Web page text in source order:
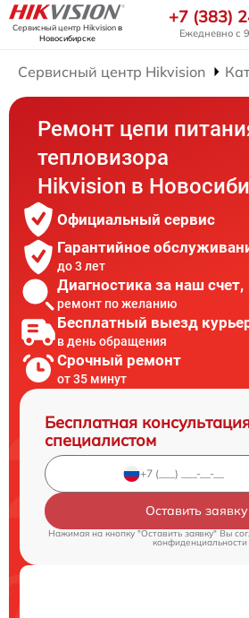
Сервисный центр Hikvisionв
Новосибирске
+7 (383)
Ежедневно с
Сервисный центр Hikvision
Ремонт цепи
тепловизора
Hikvision в
Официальный сервис
Гарантийное
до 3 лет
Диагностика за наш счет,
ремонт по желанию
Бесплатный выезд
в день обращения
Срочный ремонт
от 35 минут
Бесплатная
специалистом
Оставить заявку
Нажимая на кнопку "Оставить заявку" Вы
конфиденциальности